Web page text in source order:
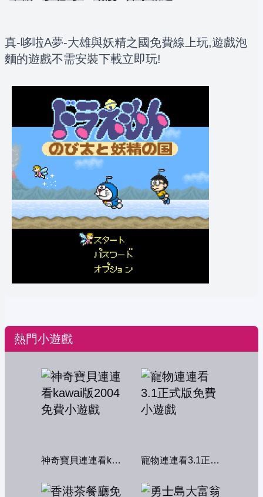
真-哆啦A夢-大雄與妖精之國免費線上玩,遊戲泡
麵的遊戲不需安裝下載立即玩!
熱門小遊戲
神奇寶貝連連看kawai版2004 寵物連連看3.1正式版